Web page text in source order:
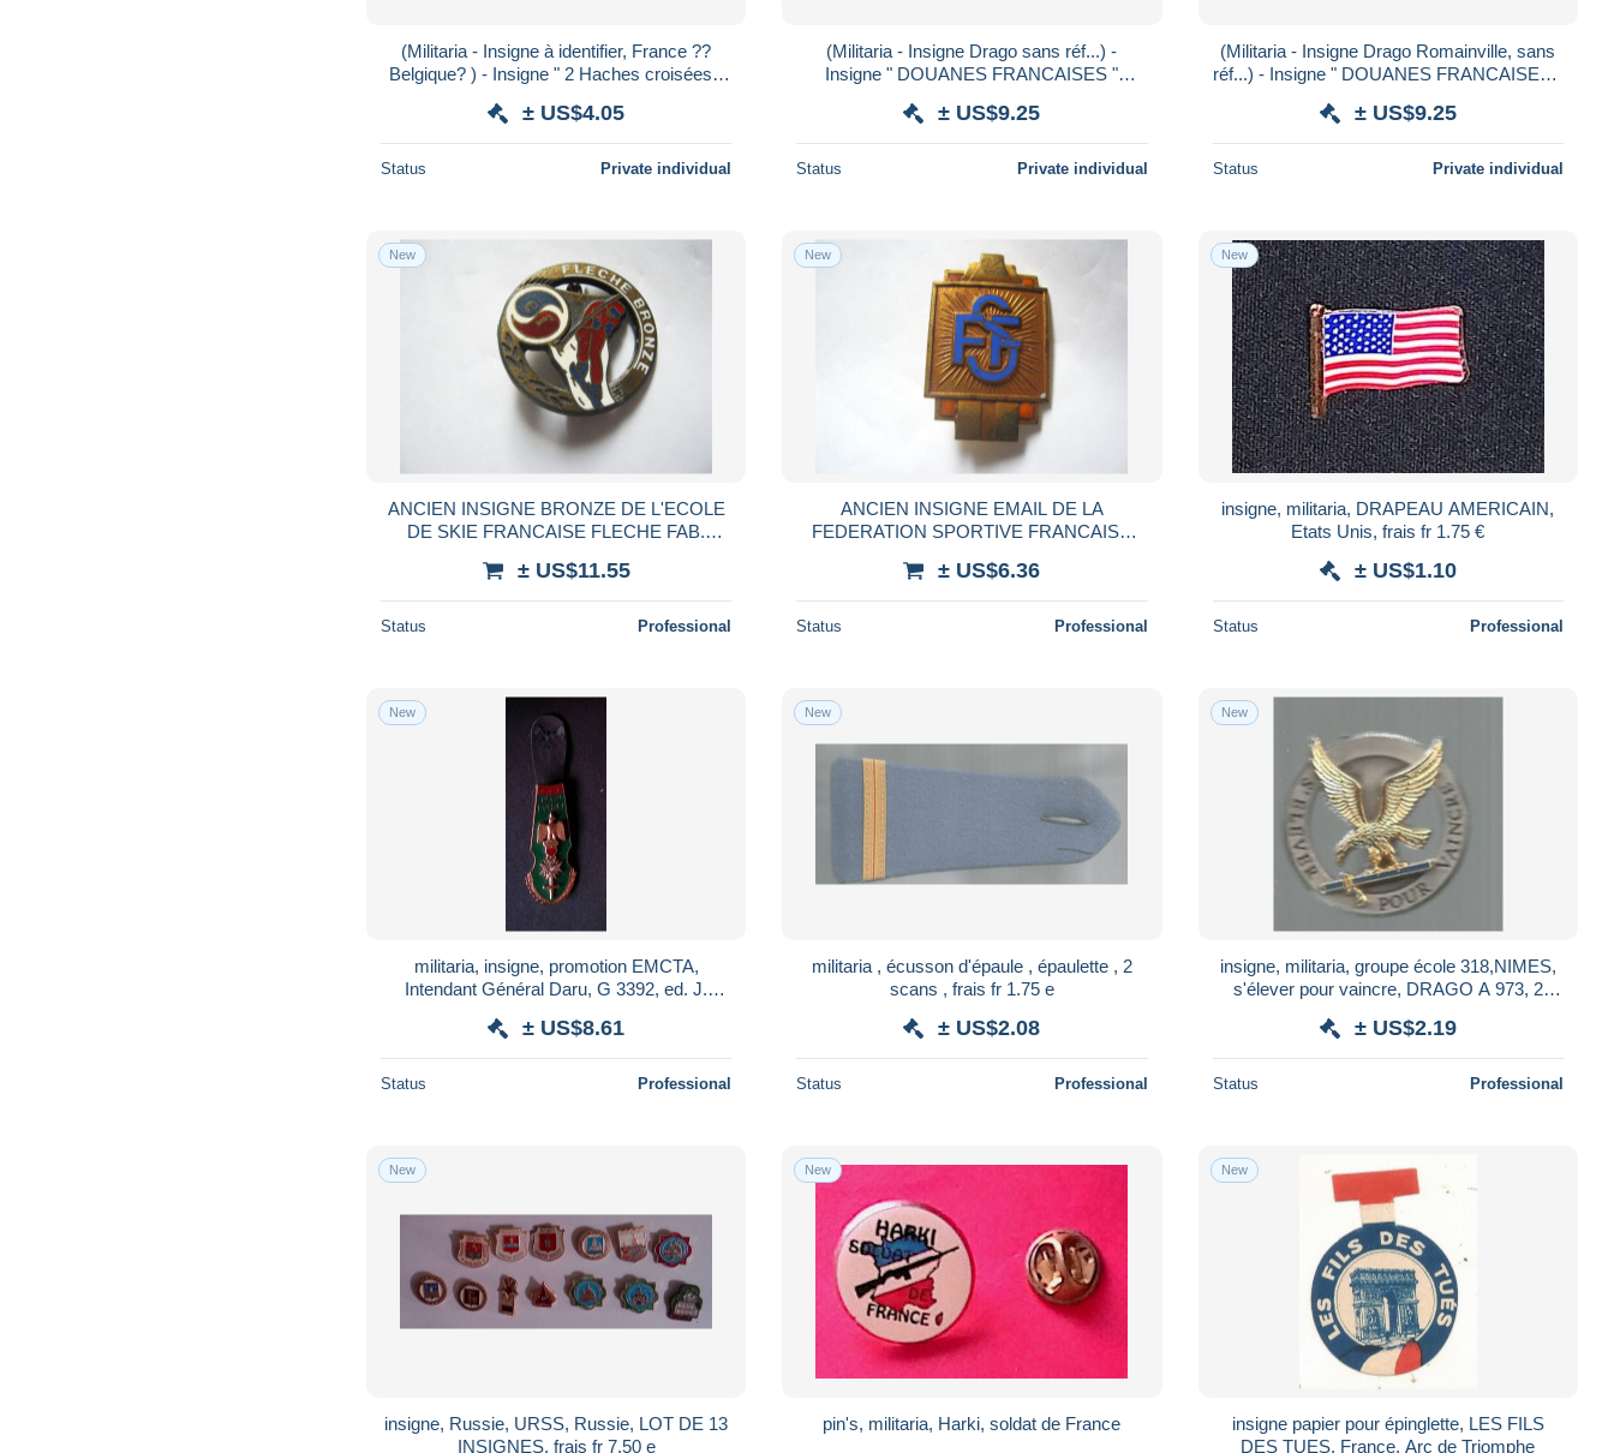
(Militaria - Insigne à identifier, France ??
Belgique? ) - Insigne " 2 Haches croisées "
± US$4.05
Status Private individual
(Militaria - Insigne Drago sans réf...) -
Insigne " DOUANES FRANCAISES "
± US$9.25
Status Private individual
(Militaria - Insigne Drago Romainville, sans
réf...) - Insigne " DOUANES FRANCAISES "
± US$9.25
Status Private individual
New
ANCIEN INSIGNE BRONZE DE L'ECOLE
DE SKIE FRANCAISE FLECHE FAB.
± US$11.55
Status Professional
New
ANCIEN INSIGNE EMAIL DE LA
FEDERATION SPORTIVE FRANCAISE
± US$6.36
Status Professional
New
insigne, militaria, DRAPEAU AMERICAIN,
Etats Unis, frais fr 1.75 €
± US$1.10
Status Professional
New
militaria, insigne, promotion EMCTA,
Intendant Général Daru, G 3392, ed. J.
± US$8.61
Status Professional
New
militaria , écusson d'épaule , épaulette , 2
scans , frais fr 1.75 e
± US$2.08
Status Professional
New
insigne, militaria, groupe école 318,NIMES,
s'élever pour vaincre, DRAGO A 973, 2
± US$2.19
Status Professional
New
insigne, Russie, URSS, Russie, LOT DE 13
INSIGNES, frais fr 7.50 e
New
pin's, militaria, Harki, soldat de France
New
insigne papier pour épinglette, LES FILS
DES TUES, France, Arc de Triomphe